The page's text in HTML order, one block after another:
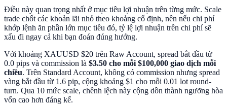
Điều này quan trọng nhất ở mục tiêu lợi nhuận trên từng mức. Scale
trade chốt các khoản lãi nhỏ theo khoảng cố định, nên nếu chi phí
khớp lệnh ăn phần lớn mục tiêu đó, tỷ lệ lợi nhuận trên chi phí sẽ
xấu đi ngay cả khi bạn đoán đúng hướng.
Với khoảng XAUUSD $20 trên Raw Account, spread bắt đầu từ
0.0 pips và commission là $3.50 cho mỗi $100,000 giao dịch mỗi
chiều. Trên Standard Account, không có commission nhưng spread
vàng bắt đầu từ 1.6 pip, cộng khoảng $1 cho mỗi 0.01 lot round-
turn. Qua 10 mức scale, chênh lệch này cộng dồn thành ngưỡng hòa
vốn cao hơn đáng kể.